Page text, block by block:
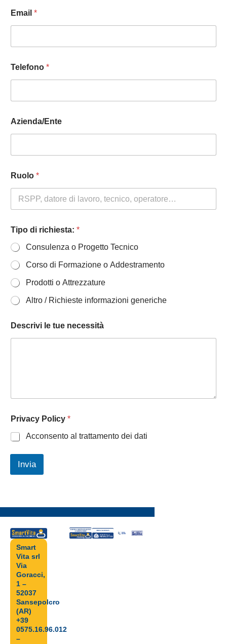
Email *
e
c
t
à
A
i
E
n
t
e
Telefono *
Azienda/Ente
Ruolo *
Tipo di richiesta: *
Consulenza o Progetto Tecnico
Corso di Formazione o Addestramento
Prodotti o Attrezzature
Altro / Richieste informazioni generiche
Descrivi le tue necessità
Privacy Policy *
Acconsento al trattamento dei dati
Invia
Smart
Vita srl
Via
Goracci,
1 –
52037
Sansepolcro
(AR)
+39
0575.16.96.012
–